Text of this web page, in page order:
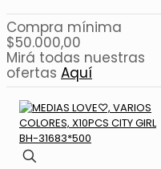
Compra mínima
$50.000,00
Mirá todas nuestras
ofertas Aquí